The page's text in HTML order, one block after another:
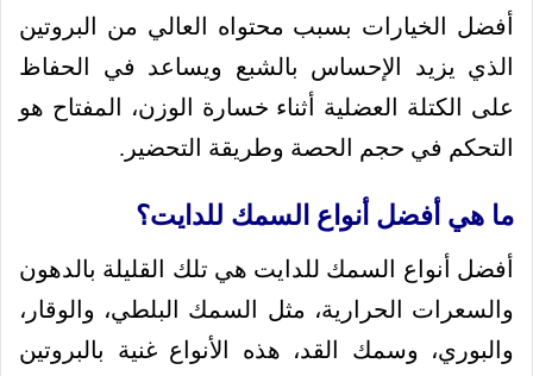
أفضل الخيارات بسبب محتواه العالي من البروتين
الذي يزيد الإحساس بالشبع ويساعد في الحفاظ
على الكتلة العضلية أثناء خسارة الوزن، المفتاح هو
التحكم في حجم الحصة وطريقة التحضير.
ما هي أفضل أنواع السمك للدايت؟
أفضل أنواع السمك للدايت هي تلك القليلة بالدهون
والسعرات الحرارية، مثل السمك البلطي، والوقار،
والبوري، وسمك القد، هذه الأنواع غنية بالبروتين